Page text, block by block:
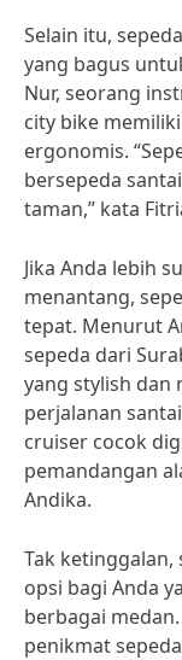
Selain itu,
yang bagus
Nur, seorang
city bike
ergonomis.
bersepeda
taman,” kata
Jika Anda lebih
menantang,
tepat. Menurut
sepeda dari
yang stylish dan
perjalanan
cruiser cocok
pemandangan
Andika.
Tak ketinggalan,
opsi bagi Anda
berbagai
penikmat